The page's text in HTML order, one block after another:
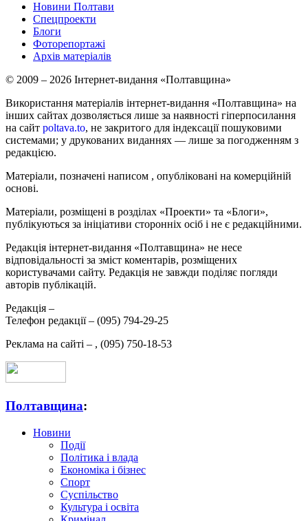
Новини Полтави
Спецпроекти
Блоги
Фоторепортажі
Архів матеріалів
© 2009 – 2026 Інтернет-видання «Полтавщина»
Використання матеріалів інтернет-видання «Полтавщина» на
інших сайтах дозволяється лише за наявності гіперпосилання
на сайт poltava.to, не закритого для індексації пошуковими
системами; у друкованих виданнях — лише за погодженням з
редакцією.
Матеріали, позначені написом , опубліковані на комерційній
основі.
Матеріали, розміщені в розділах «Проекти» та «Блоги»,
публікуються за ініціативи сторонніх осіб і не є редакційними.
Редакція інтернет-видання «Полтавщина» не несе
відповідальності за зміст коментарів, розміщених
користувачами сайту. Редакція не завжди поділяє погляди
авторів публікацій.
Редакція –
Телефон редакції – (095) 794-29-25
Реклама на сайті – , (095) 750-18-53
Полтавщина:
Новини
Події
Політика і влада
Економіка і бізнес
Спорт
Суспільство
Культура і освіта